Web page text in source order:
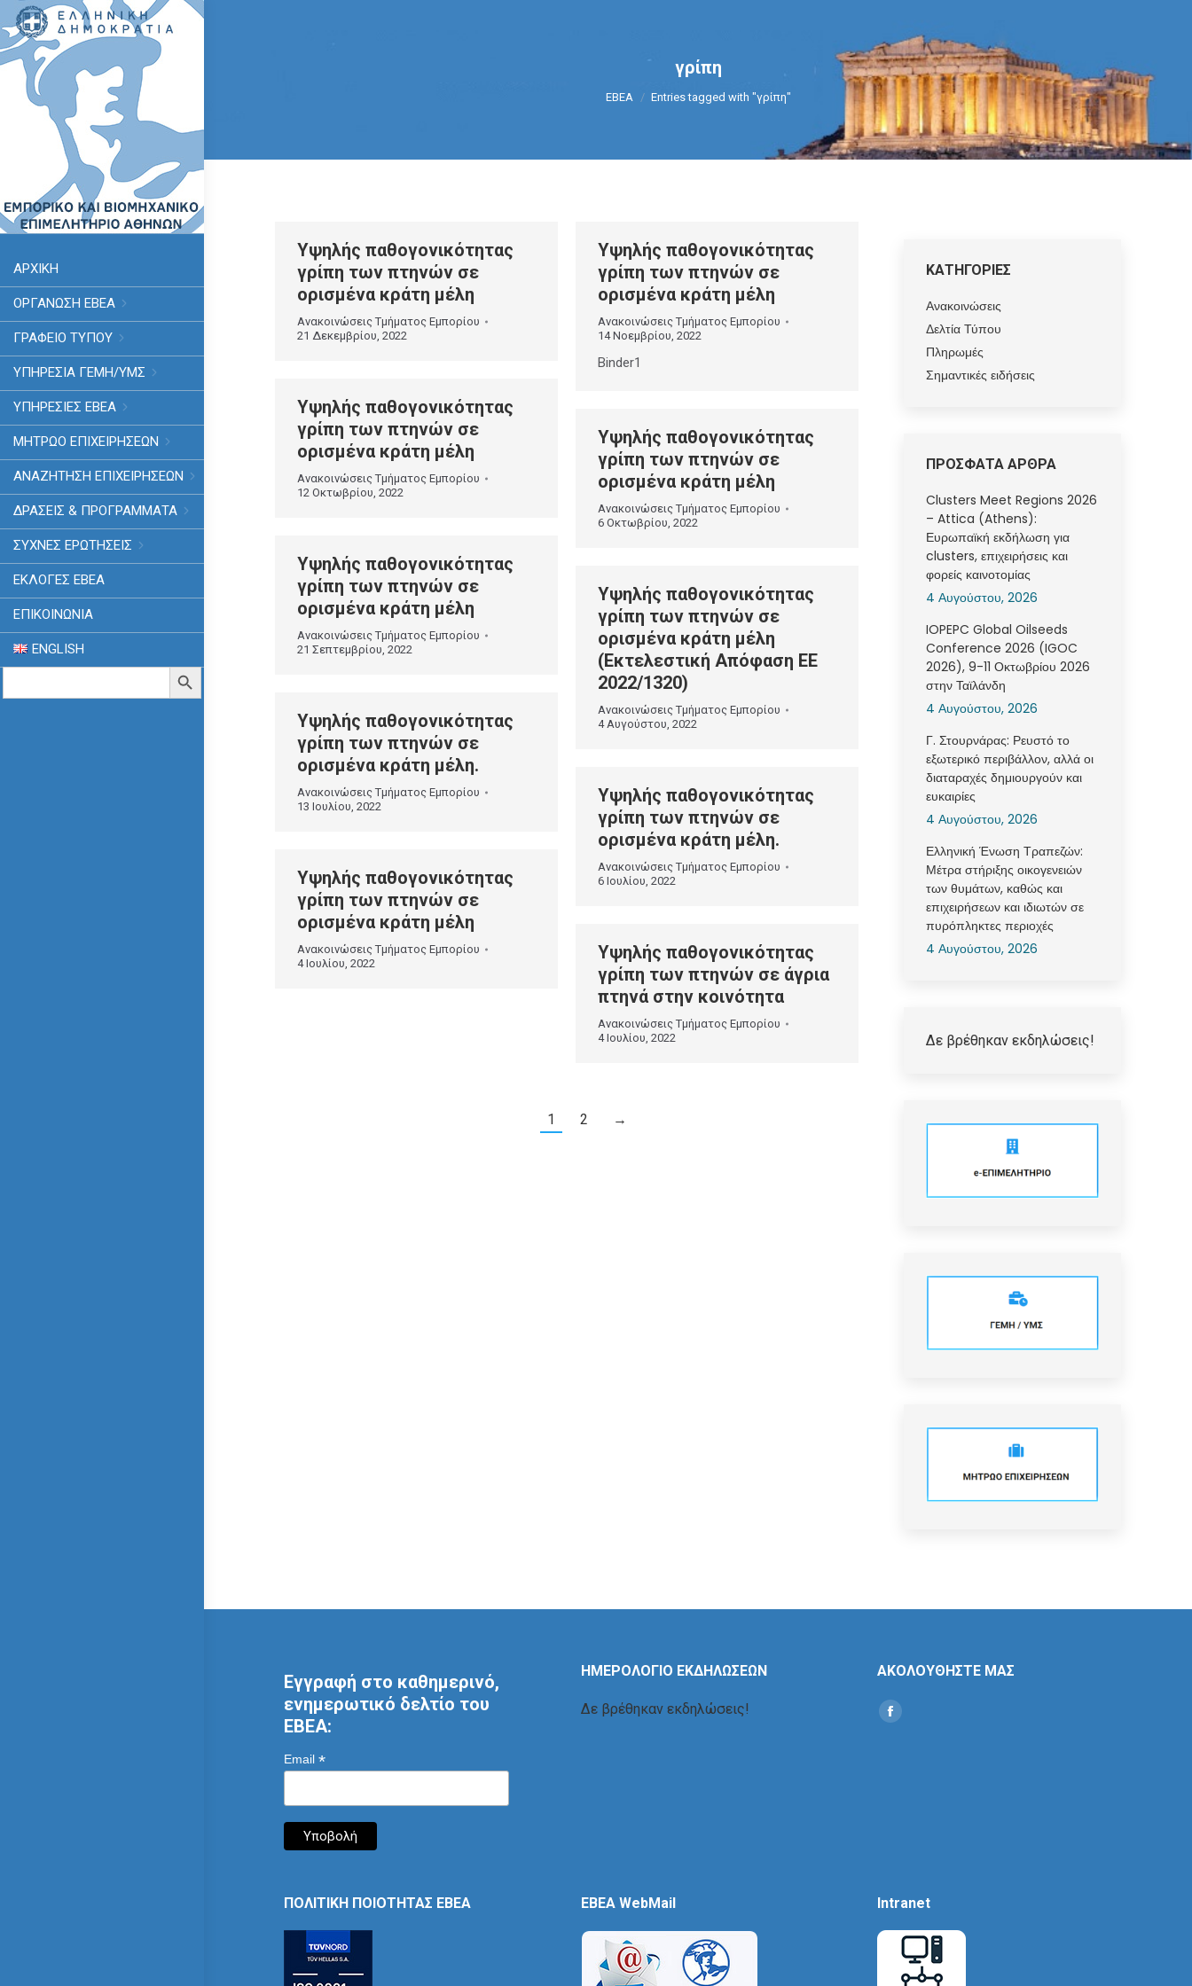
ΑΡΧΙΚΗ
ΟΡΓΑΝΩΣΗ ΕΒΕΑ
ΓΡΑΦΕΙΟ ΤΥΠΟΥ
ΥΠΗΡΕΣΊΑ ΓΕΜΗ/ΥΜΣ
ΥΠΗΡΕΣΙΕΣ ΕΒΕΑ
ΜΗΤΡΩΟ ΕΠΙΧΕΙΡΗΣΕΩΝ
ΑΝΑΖΗΤΗΣΗ ΕΠΙΧΕΙΡΗΣΕΩΝ
ΔΡΑΣΕΙΣ & ΠΡΟΓΡΑΜΜΑΤΑ
ΣΥΧΝΕΣ ΕΡΩΤΗΣΕΙΣ
ΕΚΛΟΓΈΣ ΕΒΕΑ
ΕΠΙΚΟΙΝΩΝΙΑ
ENGLISH
Search
Search Button
γρίπη
You are here:
ΕΒΕΑ Entries tagged with "γρίπη"
Υψηλής παθογονικότητας
γρίπη των πτηνών σε
ορισμένα κράτη μέλη
Ανακοινώσεις Τμήματος Εμπορίου
21 Δεκεμβρίου, 2022
Υψηλής παθογονικότητας
γρίπη των πτηνών σε
ορισμένα κράτη μέλη
Ανακοινώσεις Τμήματος Εμπορίου
14 Νοεμβρίου, 2022
Binder1
Υψηλής παθογονικότητας
γρίπη των πτηνών σε
ορισμένα κράτη μέλη
Ανακοινώσεις Τμήματος Εμπορίου
12 Οκτωβρίου, 2022
Υψηλής παθογονικότητας
γρίπη των πτηνών σε
ορισμένα κράτη μέλη
Ανακοινώσεις Τμήματος Εμπορίου
6 Οκτωβρίου, 2022
Υψηλής παθογονικότητας
γρίπη των πτηνών σε
ορισμένα κράτη μέλη
Ανακοινώσεις Τμήματος Εμπορίου
21 Σεπτεμβρίου, 2022
Υψηλής παθογονικότητας
γρίπη των πτηνών σε
ορισμένα κράτη μέλη
(Εκτελεστική Απόφαση ΕΕ
2022/1320)
Ανακοινώσεις Τμήματος Εμπορίου
4 Αυγούστου, 2022
Υψηλής παθογονικότητας
γρίπη των πτηνών σε
ορισμένα κράτη μέλη.
Ανακοινώσεις Τμήματος Εμπορίου
13 Ιουλίου, 2022
Υψηλής παθογονικότητας
γρίπη των πτηνών σε
ορισμένα κράτη μέλη.
Ανακοινώσεις Τμήματος Εμπορίου
6 Ιουλίου, 2022
Υψηλής παθογονικότητας
γρίπη των πτηνών σε
ορισμένα κράτη μέλη
Ανακοινώσεις Τμήματος Εμπορίου
4 Ιουλίου, 2022
Υψηλής παθογονικότητας
γρίπη των πτηνών σε άγρια
πτηνά στην κοινότητα
Ανακοινώσεις Τμήματος Εμπορίου
4 Ιουλίου, 2022
1 2 →
ΚΑΤΗΓΟΡΙΕΣ
Ανακοινώσεις
Δελτία Τύπου
Πληρωμές
Σημαντικές ειδήσεις
ΠΡΟΣΦΑΤΑ ΑΡΘΡΑ
Clusters Meet Regions 2026
– Attica (Athens):
Ευρωπαϊκή εκδήλωση για
clusters, επιχειρήσεις και
φορείς καινοτομίας
4 Αυγούστου, 2026
IOPEPC Global Oilseeds
Conference 2026 (IGOC
2026), 9-11 Οκτωβρίου 2026
στην Ταϊλάνδη
4 Αυγούστου, 2026
Γ. Στουρνάρας: Ρευστό το
εξωτερικό περιβάλλον, αλλά οι
διαταραχές δημιουργούν και
ευκαιρίες
4 Αυγούστου, 2026
Ελληνική Ένωση Τραπεζών:
Μέτρα στήριξης οικογενειών
των θυμάτων, καθώς και
επιχειρήσεων και ιδιωτών σε
πυρόπληκτες περιοχές
4 Αυγούστου, 2026
Δε βρέθηκαν εκδηλώσεις!
Εγγραφή στο καθημερινό,
ενημερωτικό δελτίο του
ΕΒΕΑ:
Email *
ΗΜΕΡΟΛΟΓΙΟ ΕΚΔΗΛΩΣΕΩΝ
Δε βρέθηκαν εκδηλώσεις!
ΑΚΟΛΟΥΘΗΣΤΕ ΜΑΣ
Find us on:
Social
ΠΟΛΙΤΙΚΗ ΠΟΙΟΤΗΤΑΣ ΕΒΕΑ EBEA WebMail Intranet